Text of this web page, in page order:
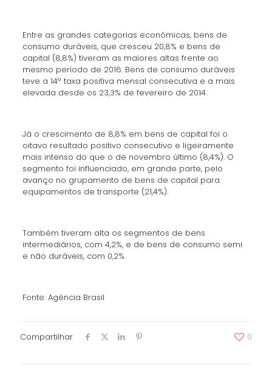
Entre as grandes categorias econômicas, bens de
consumo duráveis, que cresceu 20,8% e bens de
capital (8,8%) tiveram as maiores altas frente ao
mesmo período de 2016. Bens de consumo duráveis
teve a 14ª taxa positiva mensal consecutiva e a mais
elevada desde os 23,3% de fevereiro de 2014.
Já o crescimento de 8,8% em bens de capital foi o
oitavo resultado positivo consecutivo e ligeiramente
mais intenso do que o de novembro último (8,4%). O
segmento foi influenciado, em grande parte, pelo
avanço no grupamento de bens de capital para
equipamentos de transporte (21,4%).
Também tiveram alta os segmentos de bens
intermediários, com 4,2%, e de bens de consumo semi
e não duráveis, com 0,2%.
Fonte: Agência Brasil
Compartilhar 0